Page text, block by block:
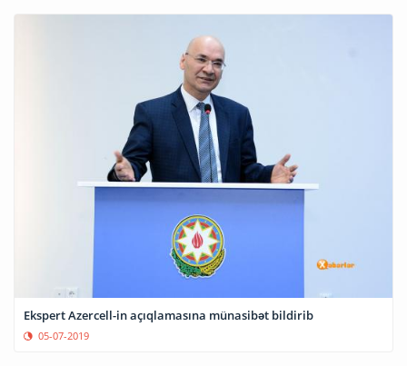
Ekspert Azercell-in açıqlamasına münasibət bildirib
05-07-2019